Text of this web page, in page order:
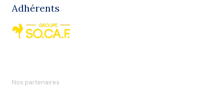
Adhérents
Nos partenaires